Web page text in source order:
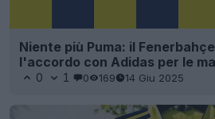
Niente più Puma: il
l'accordo con Adidas per le
0 1 0 169 14 Giu 2025